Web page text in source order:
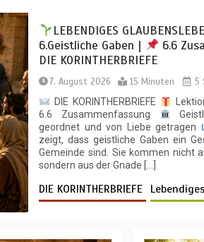
LEBENDIGES
6.Geistliche Gaben |
6.6
DIE KORINTHERBRIEFE
7. August 2026 15 Minuten
5
DIE KORINTHERBRIEFE
6.6 Zusammenfassung
geordnet und von Liebe getragen
zeigt, dass geistliche Gaben ein
Gemeinde sind. Sie kommen nicht
sondern aus der Gnade […]
DIE KORINTHERBRIEFE